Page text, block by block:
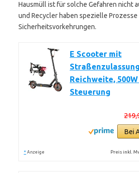
Hausmüll ist für solche Gefahren nicht
und Recycler haben spezielle Prozesse
Sicherheitsvorkehrungen.
E Scooter mit
Reichweite,
Steuerung
Bei
* Anzeige Preis inkl.